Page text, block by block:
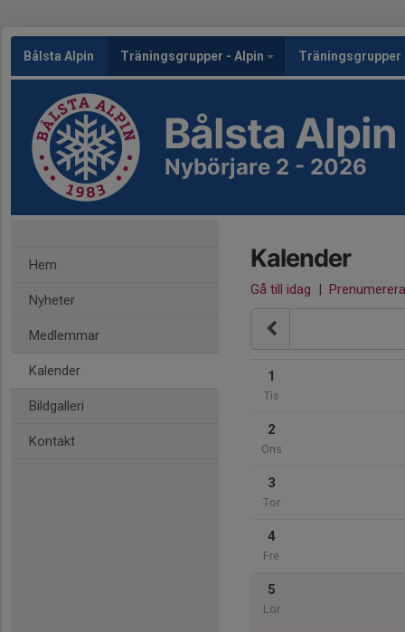
Bålsta Alpin Träningsgrupper - Alpin
Bålsta Alpin
Nybörjare 2 - 2026
Hem
Nyheter
Medlemmar
Kalender
Bildgalleri
Kontakt
Kalender
Gå till idag | Prenumerera
1
Tis
2
Ons
3
Tor
4
Fre
5
Lör